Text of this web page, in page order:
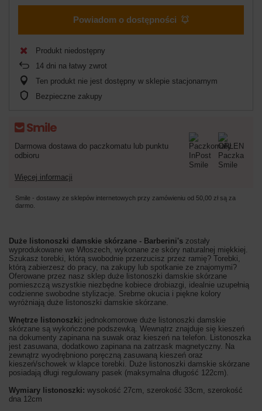
Powiadom o dostępności
Produkt niedostępny
14 dni na łatwy zwrot
Ten produkt nie jest dostępny w sklepie stacjonarnym
Bezpieczne zakupy
Darmowa dostawa do paczkomatu lub punktu
odbioru
Więcej informacji
Smile - dostawy ze sklepów internetowych przy zamówieniu od 50,00 zł są za
darmo.
Duże listonoszki damskie skórzane - Barberini's zostały
wyprodukowane we Włoszech, wykonane ze skóry naturalnej miękkiej.
Szukasz torebki, którą swobodnie przerzucisz przez ramię? Torebki,
którą zabierzesz do pracy, na zakupy lub spotkanie ze znajomymi?
Oferowane przez nasz sklep duże listonoszki damskie skórzane
pomieszczą wszystkie niezbędne kobiece drobiazgi, idealnie uzupełnią
codzienne swobodne stylizacje. Srebrne okucia i piękne kolory
wyróżniają duże listonoszki damskie skórzane.
Wnętrze listonoszki: jednokomorowe duże listonoszki damskie
skórzane są wykończone podszewką. Wewnątrz znajduje się kieszeń
na dokumenty zapinana na suwak oraz kieszeń na telefon. Listonoszka
jest zasuwana, dodatkowo zapinana na zatrzask magnetyczny. Na
zewnątrz wyodrębniono poręczną zasuwaną kieszeń oraz
kieszeń/schowek w klapce torebki. Duże listonoszki damskie skórzane
posiadają długi regulowany pasek (maksymalna długość 122cm).
Wymiary listonoszki: wysokość 27cm, szerokość 33cm, szerokość
dna 12cm